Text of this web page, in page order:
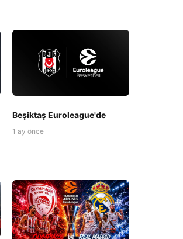
Beşiktaş Euroleague'de
1 ay önce